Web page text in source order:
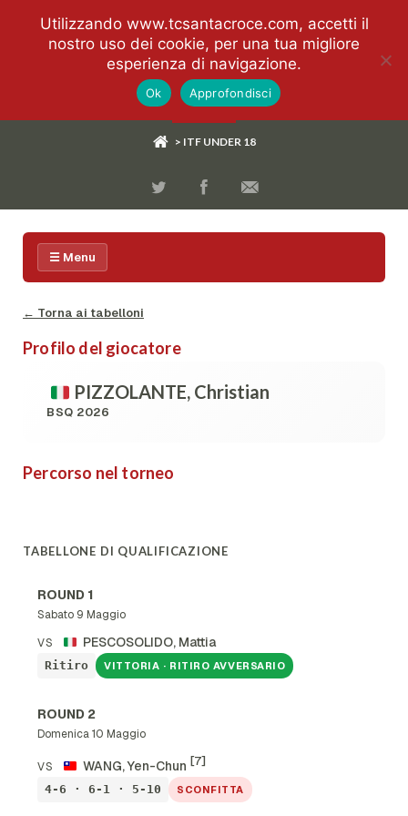
> ITF UNDER 18
☰ Menu
← Torna ai tabelloni
Profilo del giocatore
PIZZOLANTE, Christian
BSQ 2026
Percorso nel torneo
TABELLONE DI QUALIFICAZIONE
ROUND 1
Sabato 9 Maggio
VS
PESCOSOLIDO, Mattia
Ritiro VITTORIA · RITIRO AVVERSARIO
ROUND 2
Domenica 10 Maggio
VS WANG, Yen-Chun [7]
4-6 · 6-1 · 5-10 SCONFITTA
Utilizzando www.tcsantacroce.com, accetti il
nostro uso dei cookie, per una tua migliore
esperienza di navigazione.
Ok Approfondisci